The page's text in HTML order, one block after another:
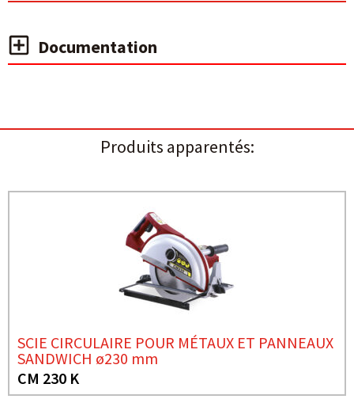
Documentation
Produits apparentés:
SCIE CIRCULAIRE POUR MÉTAUX ET PANNEAUX
SANDWICH ø230 mm
CM 230 K